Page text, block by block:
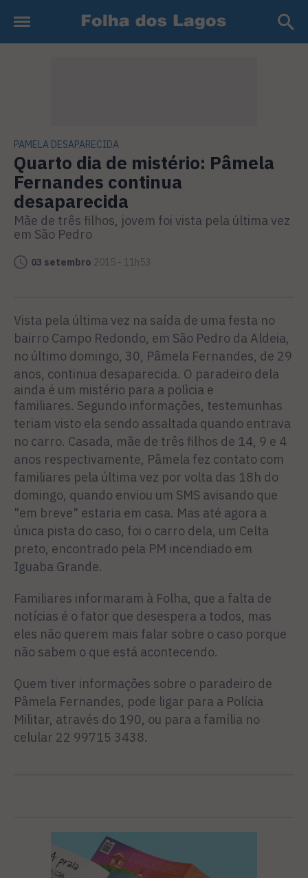
PAMELA DESAPARECIDA
Quarto dia de mistério: Pâmela
Fernandes continua
desaparecida
Mãe de três filhos, jovem foi vista pela última vez
em São Pedro
03 setembro 2015 - 11h53
Vista pela última vez na saída de uma festa no
bairro Campo Redondo, em São Pedro da Aldeia,
no último domingo, 30, Pâmela Fernandes, de 29
anos, continua desaparecida. O paradeiro dela
ainda é um mistério para a polìcia e
familiares. Segundo informações, testemunhas
teriam visto ela sendo assaltada quando entrava
no carro. Casada, mãe de três filhos de 14, 9 e 4
anos respectivamente, Pâmela fez contato com
familiares pela última vez por volta das 18h do
domingo, quando enviou um SMS avisando que
"em breve" estaria em casa. Mas até agora a
única pista do caso, foi o carro dela, um Celta
preto, encontrado pela PM incendiado em
Iguaba Grande.
Familiares informaram à Folha, que a falta de
notícias é o fator que desespera a todos, mas
eles não querem mais falar sobre o caso porque
não sabem o que está acontecendo.
Quem tiver informações sobre o paradeiro de
Pâmela Fernandes, pode ligar para a Polícia
Militar, através do 190, ou para a família no
celular 22 99715 3438.